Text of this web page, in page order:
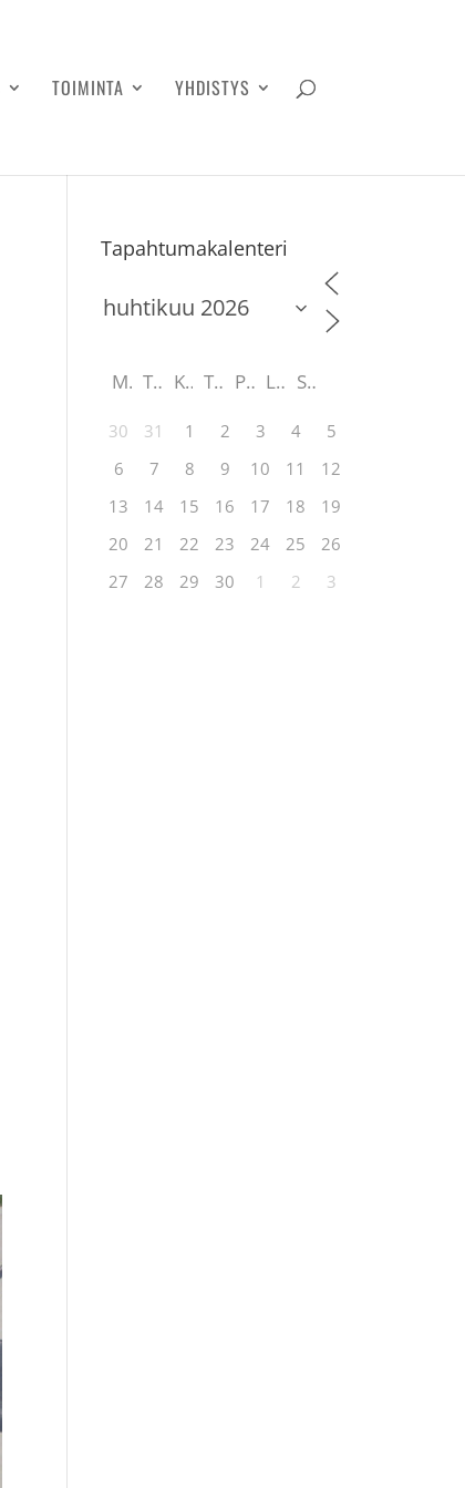
TOIMINTA YHDISTYS
Tapahtumakalenteri
M T K T P L S
30 31 1 2 3 4
5
6
7 8 9 10 11
12
13
14 15 16 17 18
19
20
21 22 23 24 25
26
27
28 29 30 1 2 3